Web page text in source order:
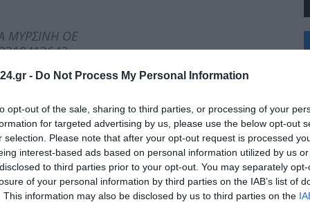
- Do Not Process My Personal Information
opt-out of the sale, sharing to third parties, or processing of your
for targeted advertising by us, please use the below opt-out
selection. Please note that after your opt-out request is processed
interest-based ads based on personal information utilized by us
to third parties prior to your opt-out. You may separately
of your personal information by third parties on the IAB’s list of
This information may also be disclosed by us to third parties on the
ΜΥΡΣΙΝΗ ΟΕ
2310452449
+
°